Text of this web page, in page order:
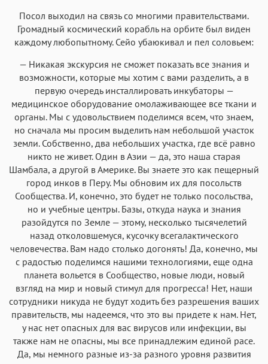
Посол выходил на связь со многими правительствами.
Громадный космический корабль на орбите был виден
каждому любопытному. Сейо убаюкивал и пел соловьем:
— Никакая экскурсия не сможет показать все знания и
возможности, которые мы хотим с вами разделить, а в
первую очередь инсталлировать инкубаторы —
медицинское оборудование омолаживающее все ткани и
органы. Мы с удовольствием поделимся всем, что знаем,
но сначала мы просим выделить нам небольшой участок
земли. Собственно, два небольших участка, где всё равно
никто не живет. Один в Азии — да, это наша старая
Шамбала, а другой в Америке. Вы знаете это как пещерный
город инков в Перу. Мы обновим их для посольств
Сообщества. И, конечно, это будет не только посольства,
но и учебныe центры. Базы, откуда наука и знания
разойдутся по Земле — этому, несколько тысячелетий
назад отколовшемуся, кусочку всегалактического
человечества. Вам надо столько догонять! Да, конечно, мы
с радостью поделимся нашими технологиями, еще одна
планета вольется в Сообщество, новые люди, новый
взгляд на мир и новый стимул для прогресса! Нет, наши
сотрудники никуда не будут ходить без разрешения ваших
правительств, мы надеемся, что это вы придете к нам. Нет,
у нас нет опасных для вас вирусов или инфекции, вы
также нам не опасны, мы все принадлежим единой расе.
Да, мы немного разные из-за разного уровня развития